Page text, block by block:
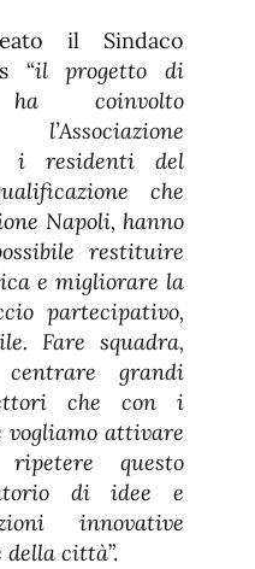
il Sindaco
“il progetto di
coinvolto
l’Associazione
i residenti del
che
Napoli, hanno
restituire
e migliorare la
partecipativo,
Fare squadra,
grandi
che con i
attivare
questo
di idee e
innovative
della città”.